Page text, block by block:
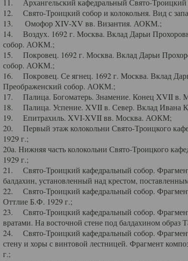
11. Архангельский кафедральный Свято-Троицкий
12. Свято-Троицкий собор и колокольня. Вид с
13. Омофор XIV-XV вв. Византия. АОКМ.;
14. Воздух. 1692 г. Москва. Вклад Дарьи
собор. АОКМ.;
15. Покровец. 1692 г. Москва. Вклад Дарьи
собор. АОКМ.;
16. Покровец. Се ягнец. 1692 г. Москва. Вклад
Преображенский собор. АОКМ.;
17. Палица. Богоматерь. Знамение. Конец XVII
18. Палица. Успение. XVII в. Север. Вклад Ивана
19. Епитрахиль. XVI-XVII вв. Москва. АОКМ;
20. Первый этаж колокольни Свято-Троицкого
1929 г.;
20а. Нижняя часть колокольни Свято-Троицкого
1929 г.;
21. Свято-Троицкий кафедральный собор.
балдахин, установленный над крестом,
22. Свято-Троицкий кафедральный собор.
Оттлие Б.Ф. 1929 г.;
23. Свято-Троицкий кафедральный собор.
вратами. На восточной стене под балдахином
24. Свято-Троицкий кафедральный собор.
стену и хоры с винтовой лестницей. Фрагмент
г.;